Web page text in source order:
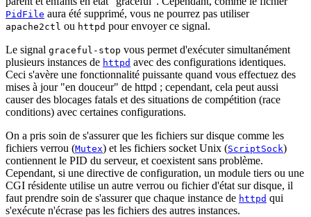
PidFile aura été supprimé, vous ne pourrez pas utiliser
apache2ctl ou httpd pour envoyer ce signal.
Le signal graceful-stop vous permet d'exécuter simultanément
plusieurs instances de httpd avec des configurations identiques.
Ceci s'avère une fonctionnalité puissante quand vous effectuez des
mises à jour "en douceur" de httpd ; cependant, cela peut aussi
causer des blocages fatals et des situations de compétition (race
conditions) avec certaines configurations.
On a pris soin de s'assurer que les fichiers sur disque comme les
fichiers verrou (Mutex) et les fichiers socket Unix (ScriptSock)
contiennent le PID du serveur, et coexistent sans problème.
Cependant, si une directive de configuration, un module tiers ou une
CGI résidente utilise un autre verrou ou fichier d'état sur disque, il
faut prendre soin de s'assurer que chaque instance de httpd qui
s'exécute n'écrase pas les fichiers des autres instances.